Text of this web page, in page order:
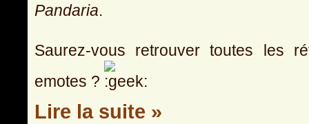
Pandaria.
Saurez-vous retrouver toutes les
emotes ?
Lire la suite »